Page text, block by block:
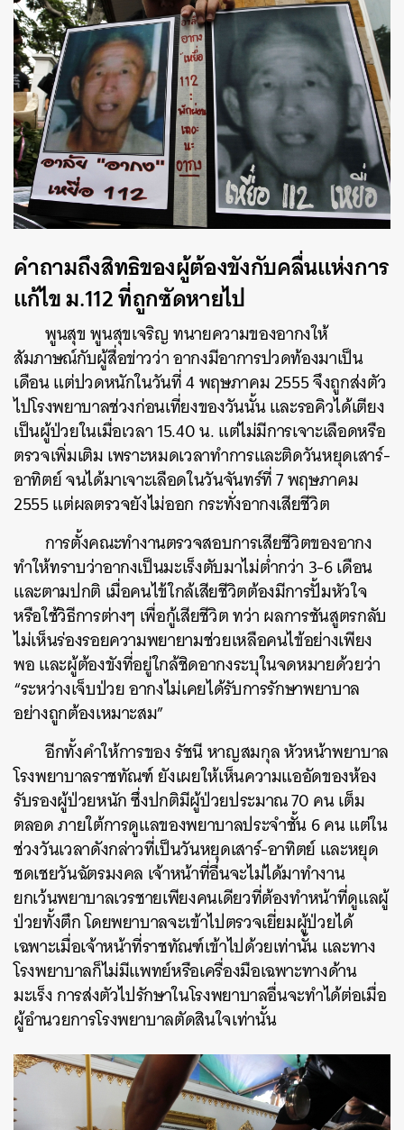
คำถามถึงสิทธิของผู้ต้องขังกับคลื่นแห่งการ
แก้ไข ม.112 ที่ถูกซัดหายไป
พูนสุข พูนสุขเจริญ ทนายความของอากงให้
สัมภาษณ์กับผู้สื่อข่าวว่า อากงมีอาการปวดท้องมาเป็น
เดือน แต่ปวดหนักในวันที่ 4 พฤษภาคม 2555 จึงถูกส่งตัว
ไปโรงพยาบาลช่วงก่อนเที่ยงของวันนั้น และรอคิวได้เตียง
เป็นผู้ป่วยในเมื่อเวลา 15.40 น. แต่ไม่มีการเจาะเลือดหรือ
ตรวจเพิ่มเติม เพราะหมดเวลาทำการและติดวันหยุดเสาร์-
อาทิตย์ จนได้มาเจาะเลือดในวันจันทร์ที่ 7 พฤษภาคม
2555 แต่ผลตรวจยังไม่ออก กระทั่งอากงเสียชีวิต
การตั้งคณะทำงานตรวจสอบการเสียชีวิตของอากง
ทำให้ทราบว่าอากงเป็นมะเร็งตับมาไม่ต่ำกว่า 3-6 เดือน
และตามปกติ เมื่อคนไข้ใกล้เสียชีวิตต้องมีการปั้มหัวใจ
หรือใช้วิธีการต่างๆ เพื่อกู้เสียชีวิต ทว่า ผลการชันสูตรกลับ
ไม่เห็นร่องรอยความพยายามช่วยเหลือคนไข้อย่างเพียง
พอ และผู้ต้องขังที่อยู่ใกล้ชิดอากงระบุในจดหมายด้วยว่า
“ระหว่างเจ็บป่วย อากงไม่เคยได้รับการรักษาพยาบาล
อย่างถูกต้องเหมาะสม”
อีกทั้งคำให้การของ รัชนี หาญสมกุล หัวหน้าพยาบาล
โรงพยาบาลราชทัณฑ์ ยังเผยให้เห็นความแออัดของห้อง
รับรองผู้ป่วยหนัก ซึ่งปกติมีผู้ป่วยประมาณ 70 คน เต็ม
ตลอด ภายใต้การดูแลของพยาบาลประจำชั้น 6 คน แต่ใน
ช่วงวันเวลาดังกล่าวที่เป็นวันหยุดเสาร์-อาทิตย์ และหยุด
ชดเชยวันฉัตรมงคล เจ้าหน้าที่อื่นจะไม่ได้มาทำงาน
ยกเว้นพยาบาลเวรชายเพียงคนเดียวที่ต้องทำหน้าที่ดูแลผู้
ป่วยทั้งตึก โดยพยาบาลจะเข้าไปตรวจเยี่ยมผู้ป่วยได้
เฉพาะเมื่อเจ้าหน้าที่ราชทัณฑ์เข้าไปด้วยเท่านั้น และทาง
โรงพยาบาลก็ไม่มีแพทย์หรือเครื่องมือเฉพาะทางด้าน
มะเร็ง การส่งตัวไปรักษาในโรงพยาบาลอื่นจะทำได้ต่อเมื่อ
ผู้อำนวยการโรงพยาบาลตัดสินใจเท่านั้น